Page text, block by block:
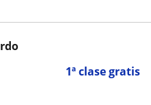
1ª clase gratis